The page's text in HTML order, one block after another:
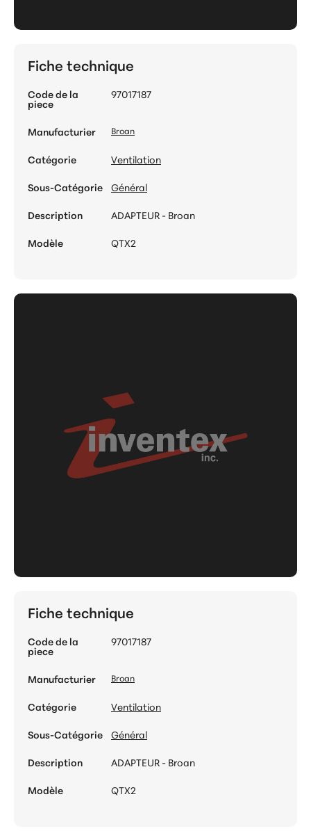
Fiche technique
Code de la
piece
97017187
Manufacturier Broan
Catégorie
Ventilation
Sous-Catégorie Général
Description
ADAPTEUR - Broan
Modèle
QTX2
Fiche technique
Code de la
piece
97017187
Manufacturier Broan
Catégorie
Ventilation
Sous-Catégorie Général
Description
ADAPTEUR - Broan
Modèle
QTX2